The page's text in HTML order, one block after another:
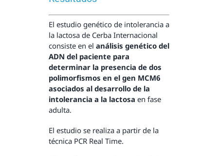
El estudio genético de intolerancia a
la lactosa de Cerba Internacional
consiste en el análisis genético del
ADN del paciente para
determinar la presencia de dos
polimorfismos en el gen MCM6
asociados al desarrollo de la
intolerancia a la lactosa en fase
adulta.
El estudio se realiza a partir de la
técnica PCR Real Time.